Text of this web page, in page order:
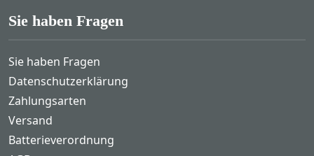
Sie haben Fragen
Sie haben Fragen
Datenschutzerklärung
Zahlungsarten
Versand
Batterieverordnung